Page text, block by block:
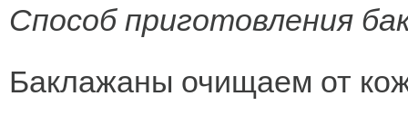
Способ приготовления
Баклажаны очищаем от